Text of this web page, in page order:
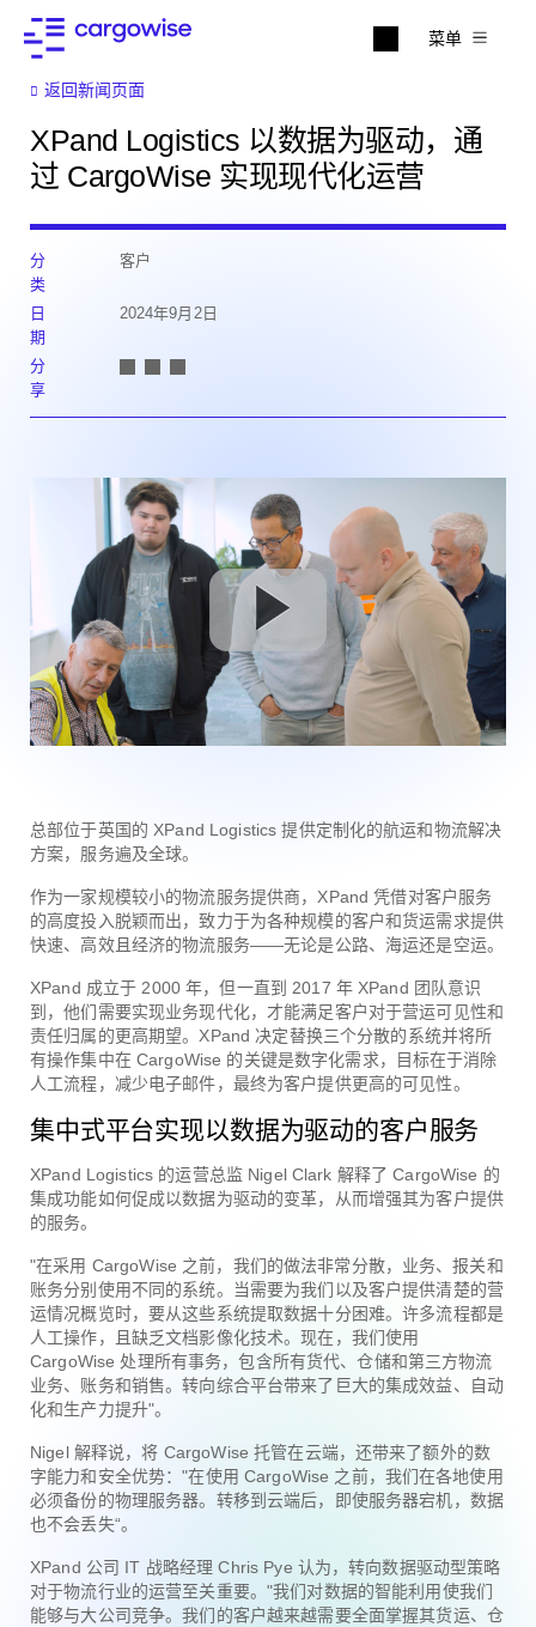
菜单
返回新闻页面
XPand Logistics 以数据为驱动，通
过 CargoWise 实现现代化运营
分
类
客户
日
期
2024年9月2日
分
享
总部位于英国的 XPand Logistics 提供定制化的航运和物流解决
方案，服务遍及全球。
作为一家规模较小的物流服务提供商，XPand 凭借对客户服务
的高度投入脱颖而出，致力于为各种规模的客户和货运需求提供
快速、高效且经济的物流服务——无论是公路、海运还是空运。
XPand 成立于 2000 年，但一直到 2017 年 XPand 团队意识
到，他们需要实现业务现代化，才能满足客户对于营运可见性和
责任归属的更高期望。XPand 决定替换三个分散的系统并将所
有操作集中在 CargoWise 的关键是数字化需求，目标在于消除
人工流程，减少电子邮件，最终为客户提供更高的可见性。
集中式平台实现以数据为驱动的客户服务
XPand Logistics 的运营总监 Nigel Clark 解释了 CargoWise 的
集成功能如何促成以数据为驱动的变革，从而增强其为客户提供
的服务。
"在采用 CargoWise 之前，我们的做法非常分散，业务、报关和
账务分别使用不同的系统。当需要为我们以及客户提供清楚的营
运情况概览时，要从这些系统提取数据十分困难。许多流程都是
人工操作，且缺乏文档影像化技术。现在，我们使用
CargoWise 处理所有事务，包含所有货代、仓储和第三方物流
业务、账务和销售。转向综合平台带来了巨大的集成效益、自动
化和生产力提升"。
Nigel 解释说，将 CargoWise 托管在云端，还带来了额外的数
字能力和安全优势："在使用 CargoWise 之前，我们在各地使用
必须备份的物理服务器。转移到云端后，即使服务器宕机，数据
也不会丢失“。
XPand 公司 IT 战略经理 Chris Pye 认为，转向数据驱动型策略
对于物流行业的运营至关重要。"我们对数据的智能利用使我们
能够与大公司竞争。我们的客户越来越需要全面掌握其货运、仓